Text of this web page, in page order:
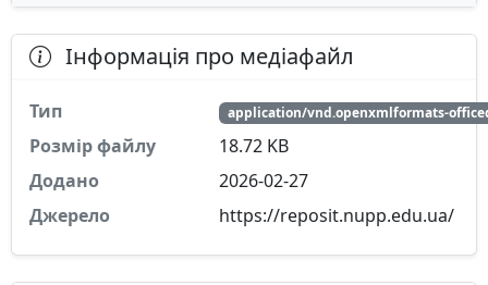
Інформація про медіафайл
Тип application/vnd.openxmlformats-
Розмір файлу
18.72 KB
Додано
2026-02-27
Джерело
https://reposit.nupp.edu.ua/